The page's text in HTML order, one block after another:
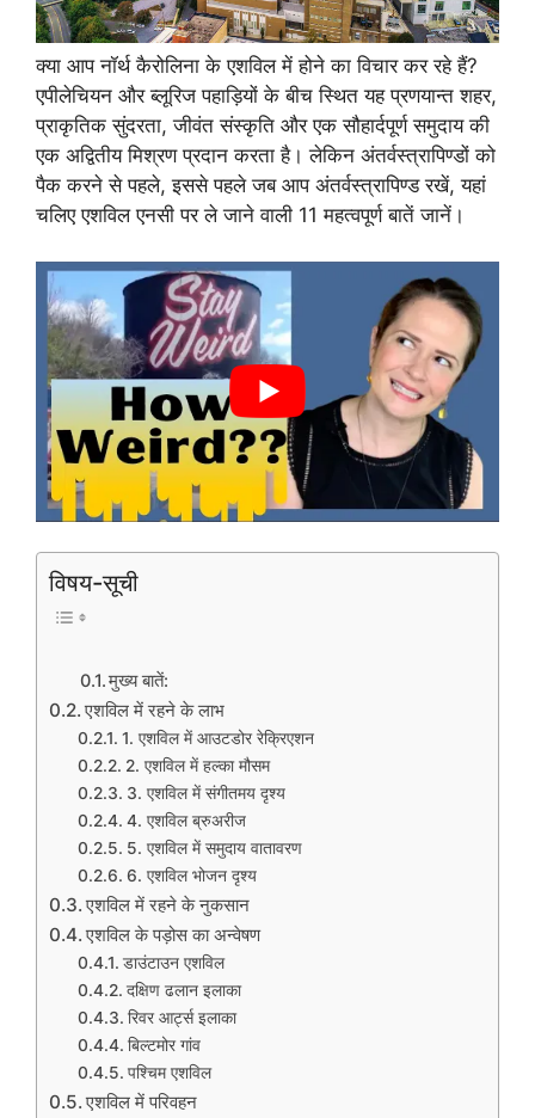
क्या आप नॉर्थ कैरोलिना के एशविल में होने का विचार कर रहे हैं?
एपीलेचियन और ब्लूरिज पहाड़ियों के बीच स्थित यह प्रणयान्त शहर,
प्राकृतिक सुंदरता, जीवंत संस्कृति और एक सौहार्दपूर्ण समुदाय की
एक अद्वितीय मिश्रण प्रदान करता है। लेकिन अंतर्वस्त्रापिण्डों को
पैक करने से पहले, इससे पहले जब आप अंतर्वस्त्रापिण्ड रखें, यहां
चलिए एशविल एनसी पर ले जाने वाली 11 महत्वपूर्ण बातें जानें।
विषय-सूची
मुख्‍य बातें:
एशविल में रहने के लाभ
1. एशविल में आउटडोर रेक्रिएशन
2. एशविल में हल्का मौसम
3. एशविल में संगीतमय दृश्य
4. एशविल ब्रुअरीज
5. एशविल में समुदाय वातावरण
6. एशविल भोजन दृश्य
एशविल में रहने के नुकसान
एशविल के पड़ोस का अन्वेषण
डाउंटाउन एशविल
दक्षिण ढलान इलाका
रिवर आर्ट्स इलाका
बिल्टमोर गांव
पश्चिम एशविल
एशविल में परिवहन